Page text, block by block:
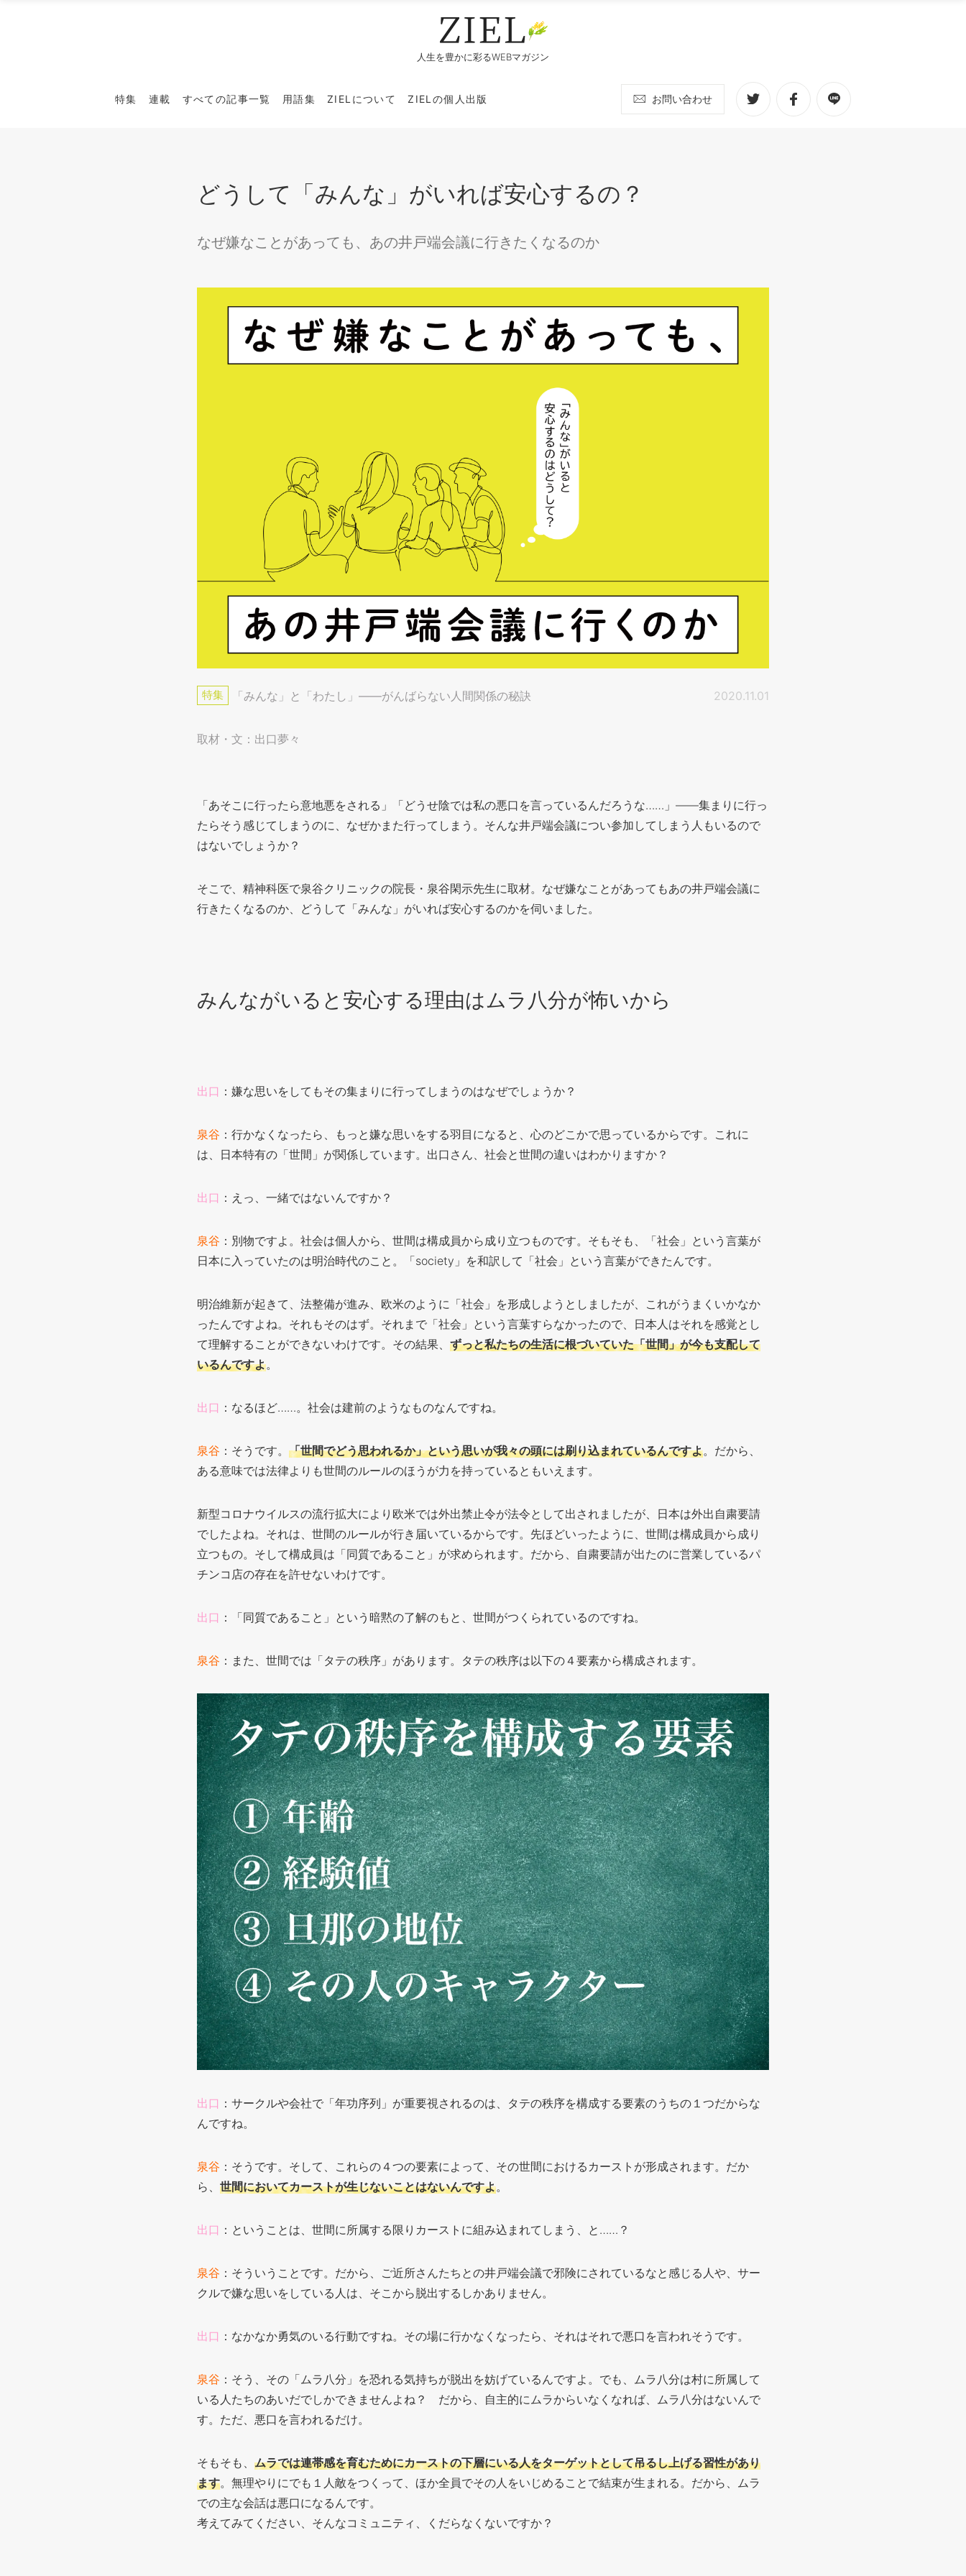
人生を豊かに彩るWEBマガジン
特集 連載 すべての記事一覧 用語集 ZIELについて ZIELの個人出版 お問い合わせ
どうして「みんな」がいれば安心するの？
なぜ嫌なことがあっても、あの井戸端会議に行きたくなるのか
特集 「みんな」と「わたし」――がんばらない人間関係の秘訣 2020.11.01
取材・文：出口夢々
「あそこに行ったら意地悪をされる」「どうせ陰では私の悪口を言っているんだろうな……」――集まりに行っ
たらそう感じてしまうのに、なぜかまた行ってしまう。そんな井戸端会議につい参加してしまう人もいるので
はないでしょうか？
そこで、精神科医で泉谷クリニックの院長・泉谷閑示先生に取材。なぜ嫌なことがあってもあの井戸端会議に
行きたくなるのか、どうして「みんな」がいれば安心するのかを伺いました。
みんながいると安心する理由はムラ八分が怖いから
出口 ：嫌な思いをしてもその集まりに行ってしまうのはなぜでしょうか？
泉谷 ：行かなくなったら、もっと嫌な思いをする羽目になると、心のどこかで思っているからです。これに
は、日本特有の「世間」が関係しています。出口さん、社会と世間の違いはわかりますか？
出口 ：えっ、一緒ではないんですか？
泉谷 ：別物ですよ。社会は個人から、世間は構成員から成り立つものです。そもそも、「社会」という言葉が
日本に入っていたのは明治時代のこと。「society」を和訳して「社会」という言葉ができたんです。
明治維新が起きて、法整備が進み、欧米のように「社会」を形成しようとしましたが、これがうまくいかなか
ったんですよね。それもそのはず。それまで「社会」という言葉すらなかったので、日本人はそれを感覚とし
て理解することができないわけです。その結果、 ずっと私たちの生活に根づいていた「世間」が今も支配して
いるんですよ。
出口 ：なるほど……。社会は建前のようなものなんですね。
泉谷 ：そうです。 「世間でどう思われるか」という思いが我々の頭には刷り込まれているんですよ。だから、
ある意味では法律よりも世間のルールのほうが力を持っているともいえます。
新型コロナウイルスの流行拡大により欧米では外出禁止令が法令として出されましたが、日本は外出自粛要請
でしたよね。それは、世間のルールが行き届いているからです。先ほどいったように、世間は構成員から成り
立つもの。そして構成員は「同質であること」が求められます。だから、自粛要請が出たのに営業しているパ
チンコ店の存在を許せないわけです。
出口 ：「同質であること」という暗黙の了解のもと、世間がつくられているのですね。
泉谷 ：また、世間では「タテの秩序」があります。タテの秩序は以下の４要素から構成されます。
出口 ：サークルや会社で「年功序列」が重要視されるのは、タテの秩序を構成する要素のうちの１つだからな
んですね。
泉谷 ：そうです。そして、これらの４つの要素によって、その世間におけるカーストが形成されます。だか
ら、 世間においてカーストが生じないことはないんですよ。
出口 ：ということは、世間に所属する限りカーストに組み込まれてしまう、と……？
泉谷 ：そういうことです。だから、ご近所さんたちとの井戸端会議で邪険にされているなと感じる人や、サー
クルで嫌な思いをしている人は、そこから脱出するしかありません。
出口 ：なかなか勇気のいる行動ですね。その場に行かなくなったら、それはそれで悪口を言われそうです。
泉谷 ：そう、その「ムラ八分」を恐れる気持ちが脱出を妨げているんですよ。でも、ムラ八分は村に所属して
いる人たちのあいだでしかできませんよね？ だから、自主的にムラからいなくなれば、ムラ八分はないんで
す。ただ、悪口を言われるだけ。
そもそも、 ムラでは連帯感を育むためにカーストの下層にいる人をターゲットとして吊るし上げる習性があり
ます。無理やりにでも１人敵をつくって、ほか全員でその人をいじめることで結束が生まれる。だから、ムラ
での主な会話は悪口になるんです。
考えてみてください、そんなコミュニティ、くだらなくないですか？